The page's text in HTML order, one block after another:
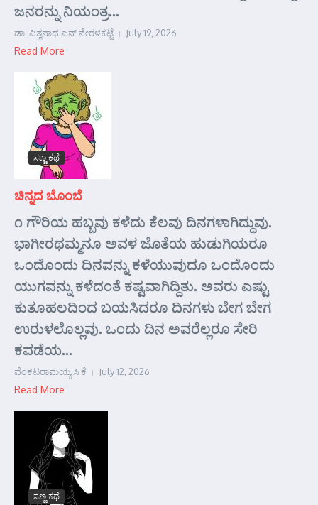
ಜನರನ್ನು ನಿಯಂತ್ರ...
ಡಾ. ವಿಶ್ವನಾಥ ಎನ್ ನೇರಳಕಟ್ಟೆ July 19, 2026
Read More
ಸಣ್ಣ ಕಥೆ
ಚಿನ್ನದ ಬೊಂಬೆ
೧ ಗೌರಿಯ ಹಬ್ಬವು ಕಳೆದು ಕೆಲವು ದಿನಗಳಾಗಿದ್ದುವು.
ಭಾಗೀರಥಮ್ಮನೂ ಅವಳ ಜೊತೆಯ ಹುಡುಗಿಯರೂ
ಒಂದೊಂದು ದಿನವನ್ನು ಕಳೆಯುವುದೂ ಒಂದೊಂದು
ಯುಗವನ್ನು ಕಳೆದಂತೆ ಕಷ್ಟವಾಗಿದ್ದಿತು. ಅವರು ಎಷ್ಟು
ಕುತೂಹಲದಿಂದ ಬಯಸಿದರೂ ದಿನಗಳು ಬೇಗ ಬೇಗ
ಉರುಳಲೊಲ್ಲವು. ಒಂದು ದಿನ ಅವರೆಲ್ಲರೂ ಸೇರಿ
ಕವಡೆಯ...
ವೆಂಕಟರಾಮಯ್ಯ ಸಿ ಕೆ July 12, 2026
Read More
ಸಣ್ಣ ಕಥೆ